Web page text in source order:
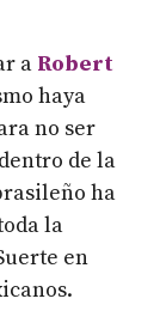
a Robert
haya
no ser
de la
ha
la
en